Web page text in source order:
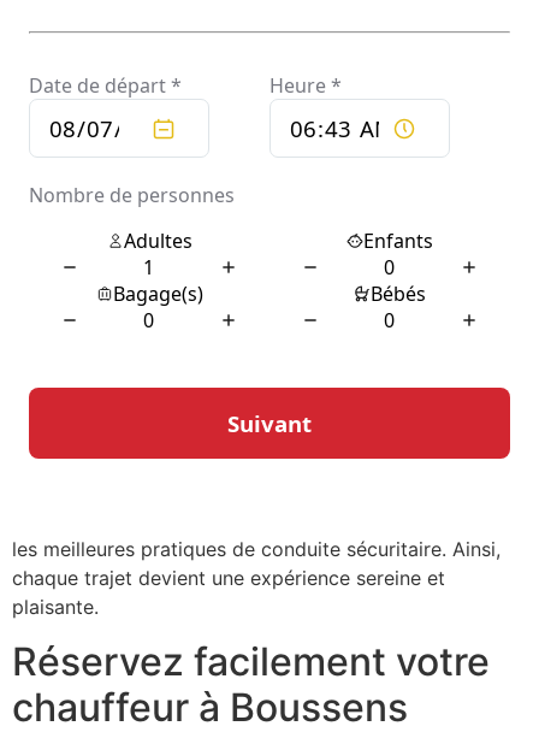
Confort et sécurité au cœur
de votre trajet
Le confort est une priorité pour le service de chauffeur
privé à Boussens. Chaque véhicule est aménagé pour
offrir une expérience de voyage agréable, avec des
sièges ergonomiques, une climatisation réglable et un
espace suffisant pour les bagages. De plus, les
chauffeurs sont formés pour être à l’écoute des besoins
des passagers, garantissant ainsi un service
personnalisé et attentif.
des passagers. Les véhicules sont régulièrement
entretenus et contrôlés pour respecter les normes de
les meilleures pratiques de conduite sécuritaire. Ainsi,
chaque trajet devient une expérience sereine et
plaisante.
Réservez facilement votre
chauffeur à Boussens